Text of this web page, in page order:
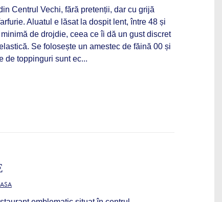
Centrul Vechi, fără pretenții, dar cu grijă
Aluatul e lăsat la dospit lent, între 48 și
de drojdie, ceea ce îi dă un gust discret
Se folosește un amestec de făină 00 și
de toppinguri sunt ec...